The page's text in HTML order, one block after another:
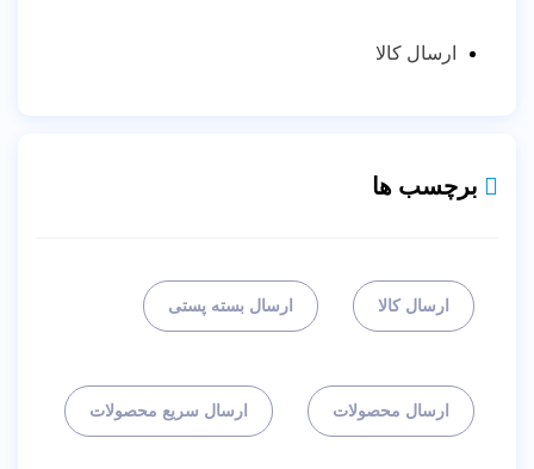
ارسال کالا
برچسب ها
ارسال کالا ارسال بسته پستی
ارسال محصولات ارسال سریع محصولات